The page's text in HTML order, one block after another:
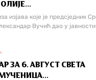
изјава које је предсједник
Вучић дао у јавности
ЗА 6. АВГУСТ СВЕТА